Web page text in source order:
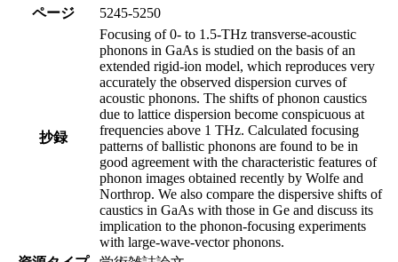
ページ
5245-5250
抄録
Focusing of 0- to 1.5-THz transverse-acoustic
phonons in GaAs is studied on the basis of an
extended rigid-ion model, which reproduces very
accurately the observed dispersion curves of
acoustic phonons. The shifts of phonon caustics
due to lattice dispersion become conspicuous at
frequencies above 1 THz. Calculated focusing
patterns of ballistic phonons are found to be in
good agreement with the characteristic features of
phonon images obtained recently by Wolfe and
Northrop. We also compare the dispersive shifts of
caustics in GaAs with those in Ge and discuss its
implication to the phonon-focusing experiments
with large-wave-vector phonons.